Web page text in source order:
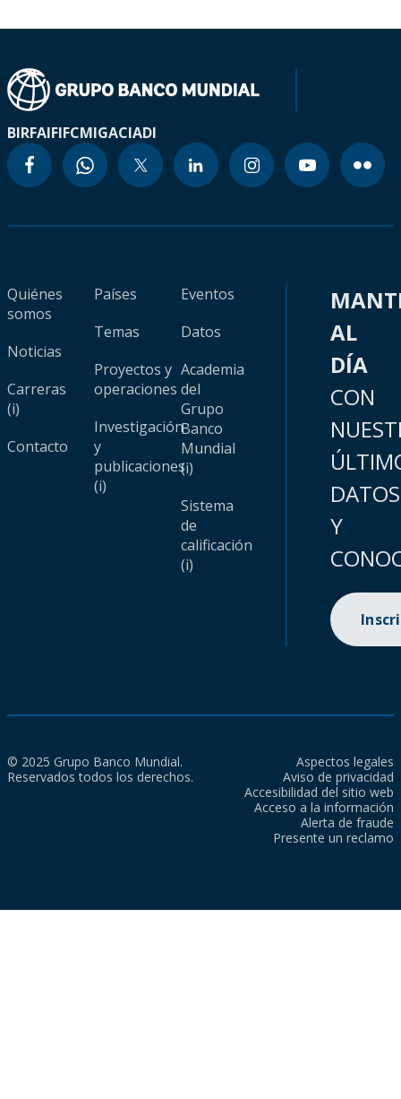
BIRFAIFIFCMIGACIADI
Quiénes
somos
Noticias
Carreras
(i)
Contacto
Países
Temas
Proyectos y
operaciones
Investigación
y
publicaciones
(i)
Eventos
Datos
Academia
del
Grupo
Banco
Mundial
(i)
Sistema
de
calificación
(i)
AL
DÍA
CON
DATOS
Y
© 2025 Grupo Banco Mundial.
Reservados todos los derechos.
Aspectos legales
Aviso de privacidad
Accesibilidad del sitio web
Acceso a la información
Alerta de fraude
Presente un reclamo